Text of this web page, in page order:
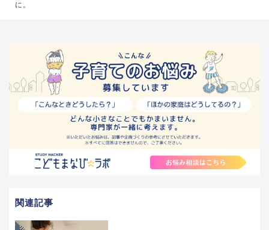
に。
関連記事